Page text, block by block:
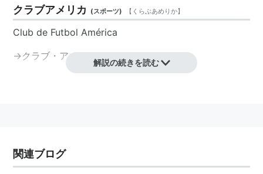
クラブアメリカ (スポーツ) 【 くらぶあめりか】
Club de Futbol América
→クラブ・アメリカ
解説の続きを読む
関連ブログ